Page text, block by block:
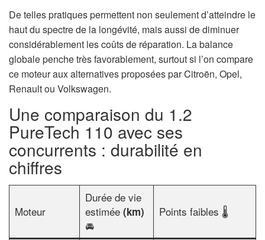
De telles pratiques permettent non seulement d’atteindre le
haut du spectre de la longévité, mais aussi de diminuer
considérablement les coûts de réparation. La balance
globale penche très favorablement, surtout si l’on compare
ce moteur aux alternatives proposées par Citroën, Opel,
Renault ou Volkswagen.
Une comparaison du 1.2
PureTech 110 avec ses
concurrents : durabilité en
chiffres
Moteur
Durée de vie
estimée (km)
🚘
Points faibles 🌡️